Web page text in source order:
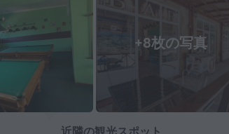
+8枚の写真
近隣の観光スポット